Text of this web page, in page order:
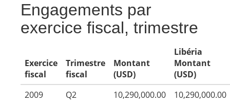
Engagements par
exercice fiscal, trimestre
Exercice
fiscal
Trimestre
fiscal
Montant
(USD)
Libéria
Montant
(USD)
2009
Q2 10,290,000.00 10,290,000.00